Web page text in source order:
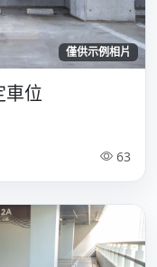
僅供示例相片
車位
63